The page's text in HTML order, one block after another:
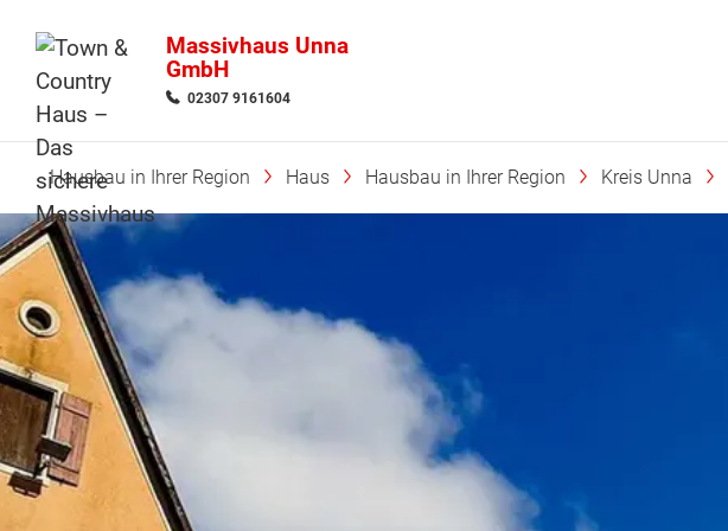
Massivhaus Unna
GmbH
02307 9161604
Hausbau in Ihrer Region Haus Hausbau in Ihrer Region Kreis Unna